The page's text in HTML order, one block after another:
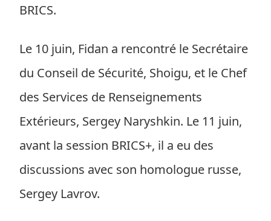
BRICS.
Le 10 juin, Fidan a rencontré le Secrétaire
du Conseil de Sécurité, Shoigu, et le Chef
des Services de Renseignements
Extérieurs, Sergey Naryshkin. Le 11 juin,
avant la session BRICS+, il a eu des
discussions avec son homologue russe,
Sergey Lavrov.